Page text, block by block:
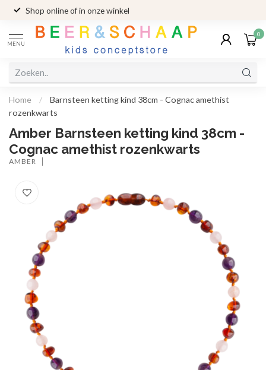
Shop online of in onze winkel
MENU
0
Home /
Barnsteen ketting kind 38cm - Cognac amethist
rozenkwarts
Amber Barnsteen ketting kind 38cm -
Cognac amethist rozenkwarts
AMBER